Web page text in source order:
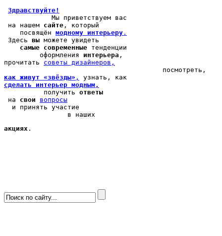
Здравствуйте!
            Мы
приветствуем вас
на нашем сайте , который
    посвящён
модному интерьеру .
Здесь вы можете увидеть
самые современные тенденции
         оформления
интерьера ,
прочитать cоветы дизайнеров,
как живут «звёзды» ,
сделать интерьер модным,
          получить
ответы
на свои
вопросы
  и принять участие
                в наших
акциях .